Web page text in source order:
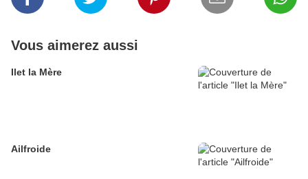
Vous aimerez aussi
Ilet la Mère
Ailfroide